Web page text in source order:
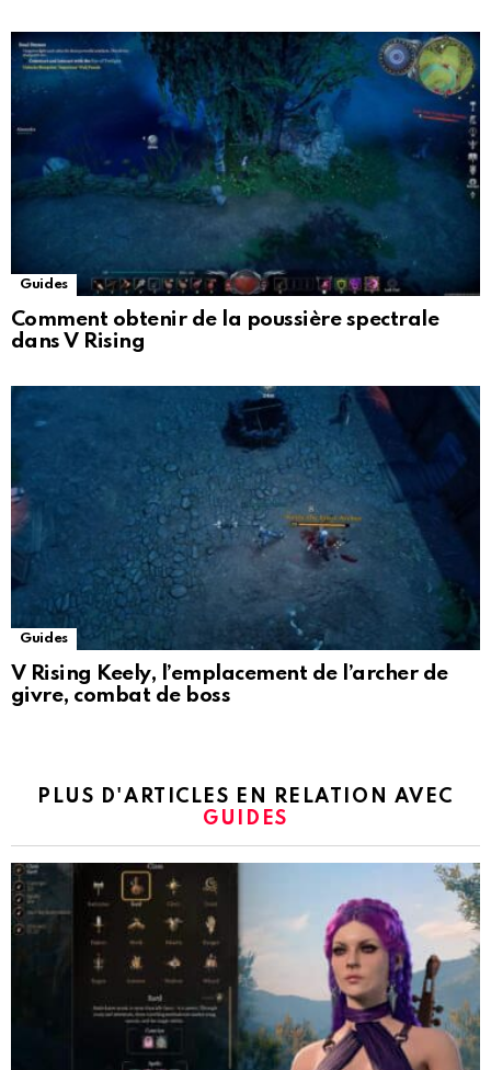
Guides
Comment obtenir de la poussière spectrale
dans V Rising
Guides
V Rising Keely, l’emplacement de l’archer de
givre, combat de boss
PLUS D'ARTICLES EN RELATION AVEC
GUIDES